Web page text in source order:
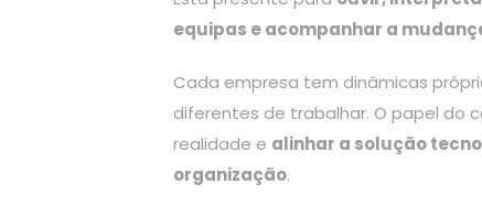
equipas e acompanhar a
Cada empresa tem dinâmicas
diferentes de trabalhar. O papel do
realidade e alinhar a solução
organização.